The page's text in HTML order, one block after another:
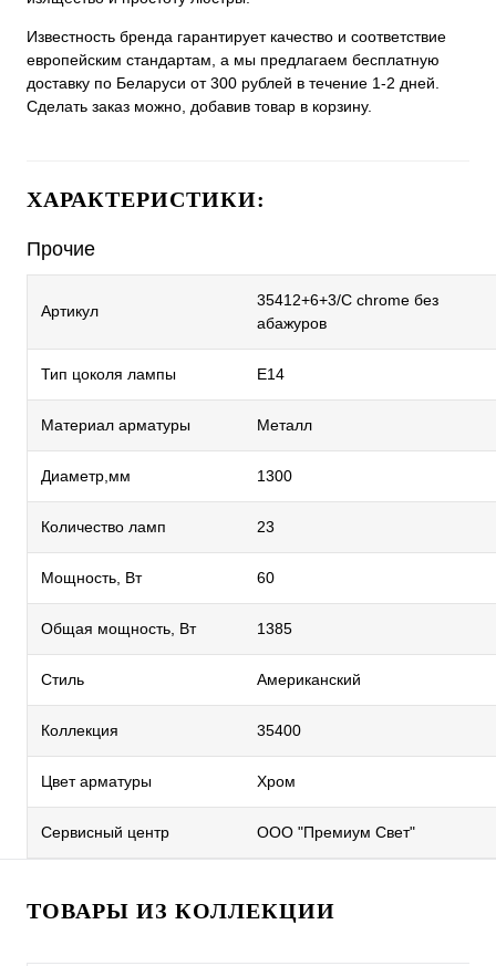
Известность бренда гарантирует качество и соответствие
европейским стандартам, а мы предлагаем бесплатную
доставку по Беларуси от 300 рублей в течение 1-2 дней.
Сделать заказ можно, добавив товар в корзину.
ХАРАКТЕРИСТИКИ:
Прочие
Артикул
35412+6+3/C chrome без
абажуров
Тип цоколя лампы E14
Материал арматуры Металл
Диаметр,мм 1300
Количество ламп 23
Мощность, Вт 60
Общая мощность, Вт 1385
Стиль Американский
Коллекция 35400
Цвет арматуры Хром
Сервисный центр ООО "Премиум Свет"
ТОВАРЫ ИЗ КОЛЛЕКЦИИ